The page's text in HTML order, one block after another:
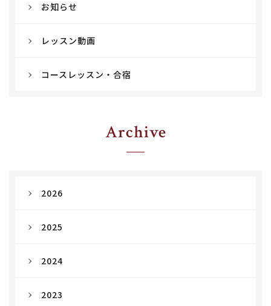
お知らせ
レッスン動画
コースレッスン・合宿
Archive
2026
2025
2024
2023